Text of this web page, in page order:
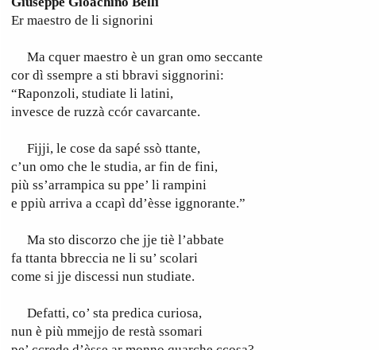
Er maestro de li signorini
Ma cquer maestro è un gran omo seccante
cor dì ssempre a sti bbravi siggnorini:
“Raponzoli, studiate li latini,
invesce de ruzzà ccór cavarcante.
Fijji, le cose da sapé ssò ttante,
c’un omo che le studia, ar fin de fini,
più ss’arrampica su ppe’ li rampini
e ppiù arriva a ccapì dd’èsse iggnorante.”
Ma sto discorzo che jje tiè l’abbate
fa ttanta bbreccia ne li su’ scolari
come si jje discessi nun studiate.
Defatti, co’ sta predica curiosa,
nun è più mmejjo de restà ssomari